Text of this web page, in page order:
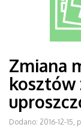
Zmiana
kosztów
Dodano: 2016-12-15,